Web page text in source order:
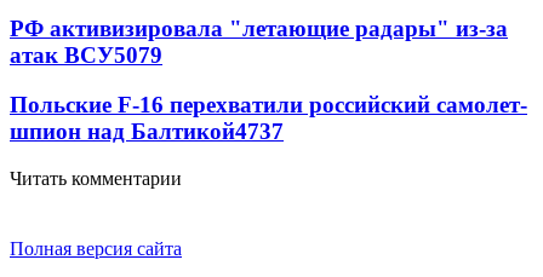
РФ активизировала "летающие радары" из-за
атак ВСУ5079
Польские F-16 перехватили российский самолет-
шпион над Балтикой4737
Читать комментарии
Полная версия сайта